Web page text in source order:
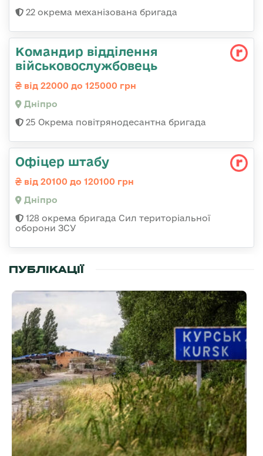
22 окрема механізована бригада
Командир відділення
військовослужбовець
від 22000 до 125000 грн
Дніпро
25 Окрема повітрянодесантна бригада
Офіцер штабу
від 20100 до 120100 грн
Дніпро
128 окрема бригада Сил територіальної
оборони ЗСУ
ПУБЛІКАЦІЇ